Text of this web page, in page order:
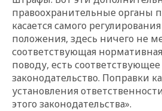
правоохранительные органы
касается самого
положения, здесь ничего не
соответствующая
поводу, есть
законодательство. Поправки
установления
этого законодательства».